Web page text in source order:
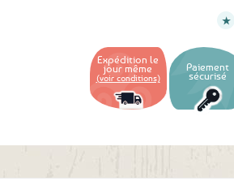
Expédition le
jour même
(voir conditions)
Paiement
sécurisé